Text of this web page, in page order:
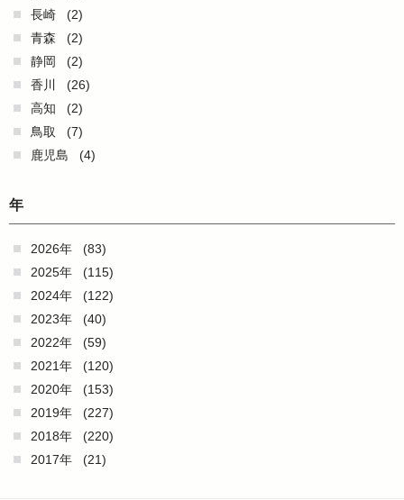
長崎
(2)
青森
(2)
静岡
(2)
香川
(26)
高知
(2)
鳥取
(7)
鹿児島
(4)
年
2026年
(83)
2025年
(115)
2024年
(122)
2023年
(40)
2022年
(59)
2021年
(120)
2020年
(153)
2019年
(227)
2018年
(220)
2017年
(21)